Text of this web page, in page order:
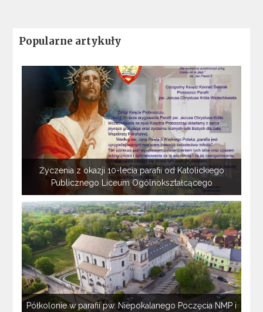
Popularne artykuły
Życzenia z okazji 10-lecia parafii od Katolickiego
Publicznego Liceum Ogólnokształcącego
Półkolonie w parafii pw. Niepokalanego Poczęcia NMP i